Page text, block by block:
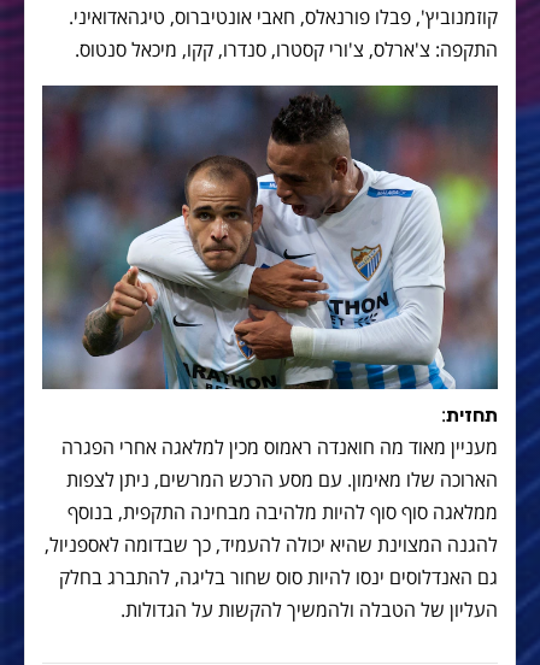
קוזמנוביץ', פבלו פורנאלס, חאבי אונטיברוס, טיגהאדואיני.
התקפה: צ'ארלס, צ'ורי קסטרו, סנדרו, קקו, מיכאל סנטוס.
תחזית:
מעניין מאוד מה חואנדה ראמוס מכין למלאגה אחרי הפגרה
הארוכה שלו מאימון. עם מסע הרכש המרשים, ניתן לצפות
ממלאגה סוף סוף להיות מלהיבה מבחינה התקפית, בנוסף
להגנה המצוינת שהיא יכולה להעמיד, כך שבדומה לאספניול,
גם האנדלוסים ינסו להיות סוס שחור בליגה, להתברג בחלק
העליון של הטבלה ולהמשיך להקשות על הגדולות.